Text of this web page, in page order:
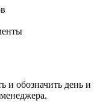
и обозначить день и